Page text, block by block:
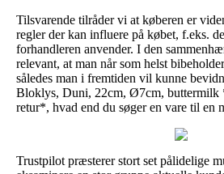
Tilsvarende tilråder vi at køberen er
regler der kan influere på købet, f.eks.
forhandleren anvender. I den
relevant, at man når som helst
således man i fremtiden vil kunne
Bloklys, Duni, 22cm, Ø7cm, buttermilk
retur*, hvad end du søger en vare til en
Trustpilot præsterer stort set pålidelige